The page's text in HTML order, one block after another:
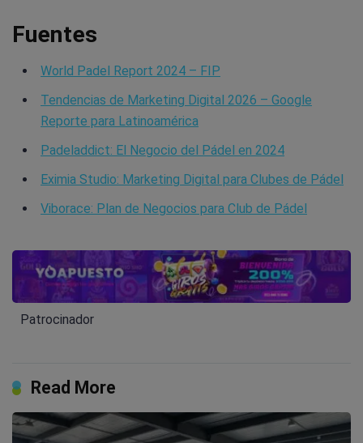
Fuentes
World Padel Report 2024 – FIP
Tendencias de Marketing Digital 2026 – Google
Reporte para Latinoamérica
Padeladdict: El Negocio del Pádel en 2024
Eximia Studio: Marketing Digital para Clubes de Pádel
Viborace: Plan de Negocios para Club de Pádel
Patrocinador
Read More